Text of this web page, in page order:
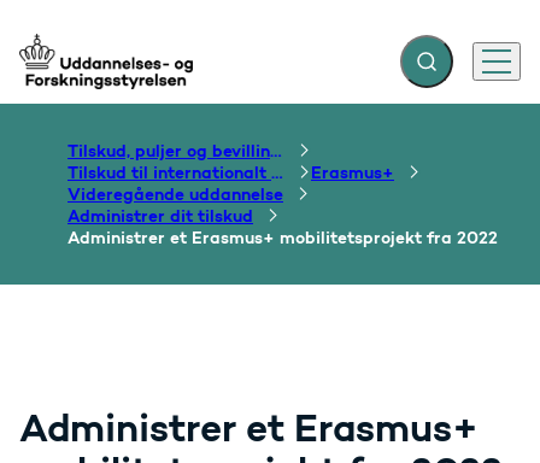
Gå til forsiden Fold søgefelt ud
Menu
Tilskud, puljer og bevillinger
Tilskud til internationalt samarbejde om uddannelse
Erasmus+
Videregående uddannelse
Administrer dit tilskud
Administrer et Erasmus+ mobilitetsprojekt fra 2022
Administrer et Erasmus+